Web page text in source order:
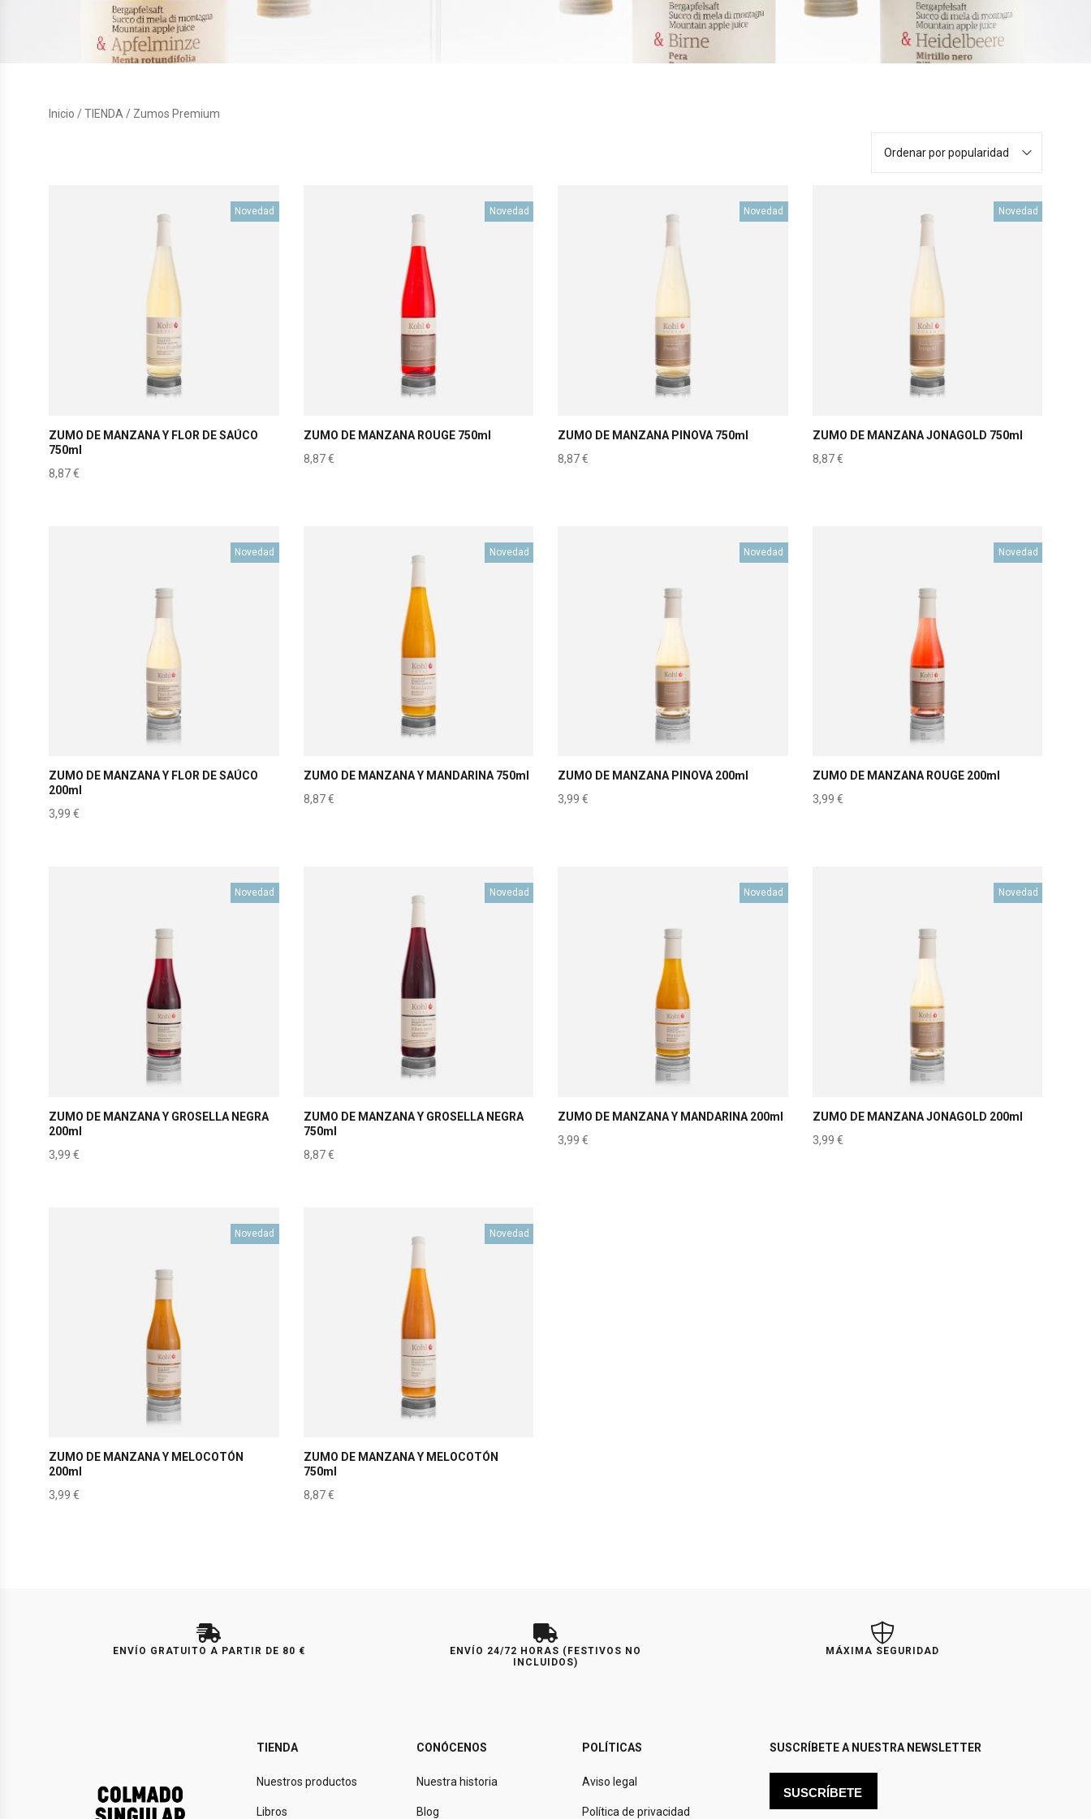
Inicio /TIENDA / Zumos Premium
Ordenar por popularidad
Novedad
ZUMO DE MANZANA Y FLOR DE SAÚCO
750ml
8,87€
Novedad
ZUMO DE MANZANA ROUGE 750ml
8,87€
Novedad
ZUMO DE MANZANA PINOVA 750ml
8,87€
Novedad
ZUMO DE MANZANA JONAGOLD 750ml
8,87€
Novedad
ZUMO DE MANZANA Y FLOR DE SAÚCO
200ml
3,99 €
Novedad
ZUMO DE MANZANA Y MANDARINA 750ml
8,87€
Novedad
ZUMO DE MANZANA PINOVA 200ml
3,99 €
Novedad
ZUMO DE MANZANA ROUGE 200ml
3,99 €
Novedad
ZUMO DE MANZANA Y GROSELLA NEGRA
200ml
3,99 €
Novedad
ZUMO DE MANZANA Y GROSELLA NEGRA
750ml
8,87€
Novedad
ZUMO DE MANZANA Y MANDARINA 200ml
3,99 €
Novedad
ZUMO DE MANZANA JONAGOLD 200ml
3,99 €
Novedad
ZUMO DE MANZANA Y MELOCOTÓN
200ml
3,99 €
Novedad
ZUMO DE MANZANA Y MELOCOTÓN
750ml
8,87€
ENVÍO GRATUITO A PARTIR DE 80 €
ENVÍO 24/72 HORAS (FESTIVOS NO
INCLUIDOS)
MÁXIMA SEGURIDAD
TIENDA
Nuestros productos
Libros
CONÓCENOS
Nuestra historia
Blog
POLÍTICAS
Aviso legal
Política de privacidad
SUSCRÍBETE A NUESTRA NEWSLETTER
SUSCRÍBETE